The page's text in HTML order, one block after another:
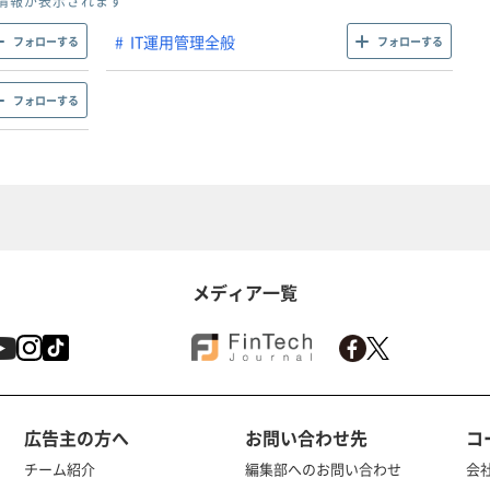
フォローする IT運用管理全般 フォローする
フォローする
メディア一覧
広告主の方へ
チーム紹介
お問い合わせ先
編集部へのお問い合わせ
コ
会